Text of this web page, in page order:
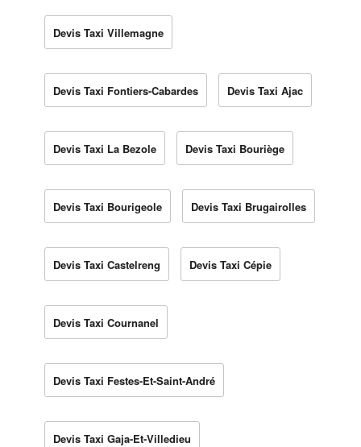
Devis Taxi Villemagne
Devis Taxi Fontiers-Cabardes Devis Taxi Ajac
Devis Taxi La Bezole Devis Taxi Bouriège
Devis Taxi Bourigeole Devis Taxi Brugairolles
Devis Taxi Castelreng Devis Taxi Cépie
Devis Taxi Cournanel
Devis Taxi Festes-Et-Saint-André
Devis Taxi Gaja-Et-Villedieu